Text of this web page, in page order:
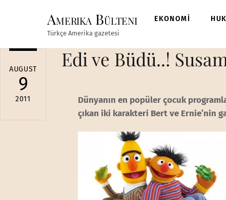
Amerika Bülteni
Türkçe Amerika gazetesi
EKONOMİ
AUGUST
9
2011
Edi ve Büdü..!
Dünyanın en popüler çocuk
çıkan iki karakteri Bert ve Ernie’nin